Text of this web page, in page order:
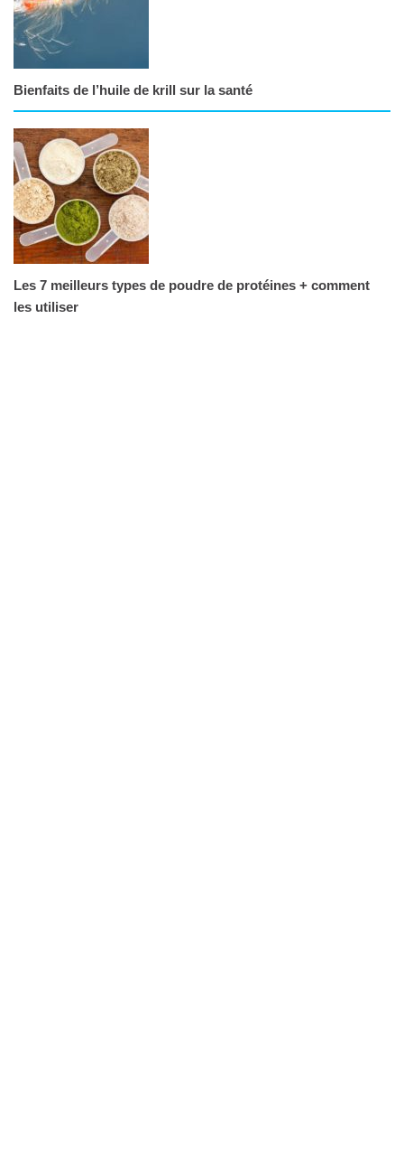
Bienfaits de l’huile de krill sur la santé
Les 7 meilleurs types de poudre de protéines + comment
les utiliser